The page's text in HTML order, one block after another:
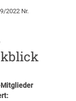
2022 Nr.
Mitglieder